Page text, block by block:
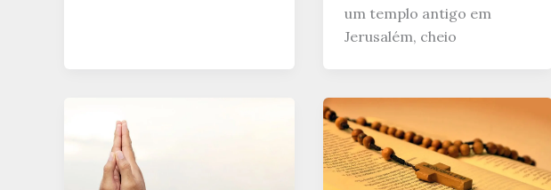
um templo antigo em
Jerusalém, cheio